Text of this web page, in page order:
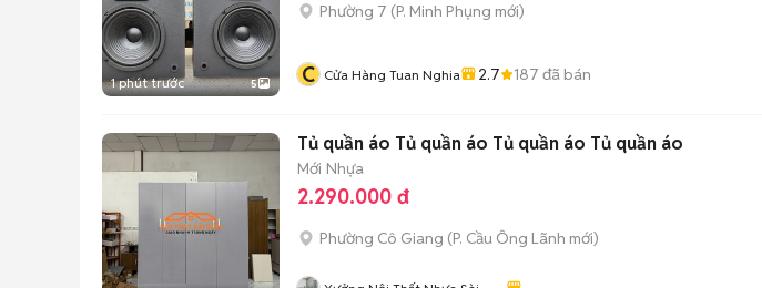
1 phút trước 5
Phường 7 (P. Minh Phụng mới)
C Cửa Hàng Tuan Nghia 2.7 187 đã bán
Tủ quần áo Tủ quần áo Tủ quần áo Tủ quần áo
Mới Nhựa
2.290.000 đ
Phường Cô Giang (P. Cầu Ông Lãnh mới)